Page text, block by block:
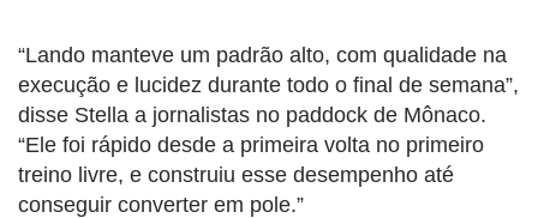
“Lando manteve um padrão alto, com qualidade na
execução e lucidez durante todo o final de semana”,
disse Stella a jornalistas no paddock de Mônaco.
“Ele foi rápido desde a primeira volta no primeiro
treino livre, e construiu esse desempenho até
conseguir converter em pole.”